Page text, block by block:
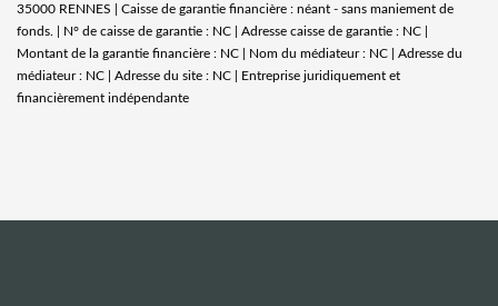
35000 RENNES | Caisse de garantie financière : néant - sans maniement de
fonds. | N° de caisse de garantie : NC | Adresse caisse de garantie : NC |
Montant de la garantie financière : NC | Nom du médiateur : NC | Adresse du
médiateur : NC | Adresse du site : NC | Entreprise juridiquement et
financièrement indépendante